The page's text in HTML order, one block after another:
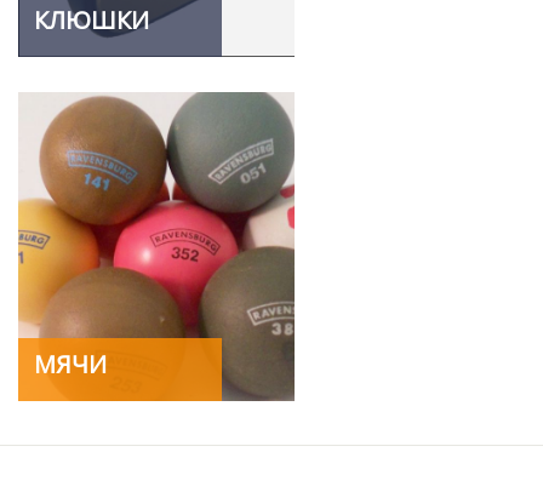
КЛЮШКИ
МЯЧИ